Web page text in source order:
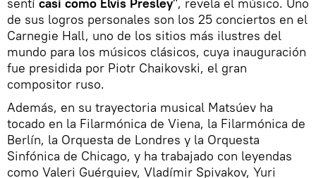
de sus logros personales son los 25 conciertos en el
Carnegie Hall, uno de los sitios más ilustres del
mundo para los músicos clásicos, cuya inauguración
fue presidida por Piotr Chaikovski, el gran
compositor ruso.
Además, en su trayectoria musical Matsúev ha
tocado en la Filarmónica de Viena, la Filarmónica de
Berlín, la Orquesta de Londres y la Orquesta
Sinfónica de Chicago, y ha trabajado con leyendas
como Valeri Guérguiev, Vladímir Spivakov, Yuri